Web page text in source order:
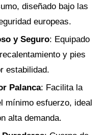
diseñado bajo las
europeas.
y Seguro: Equipado
y pies
estabilidad.
Palanca: Facilita la
mínimo esfuerzo, ideal
alta demanda.